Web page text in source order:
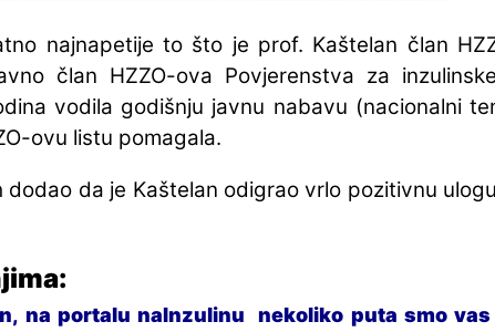
najnapetije to što je prof. Kaštelan član
član HZZO-ova Povjerenstva za
vodila godišnju javnu nabavu (nacionalni
ovu listu pomagala.
da je Kaštelan odigrao vrlo pozitivnu
na portalu naInzulinu nekoliko puta smo